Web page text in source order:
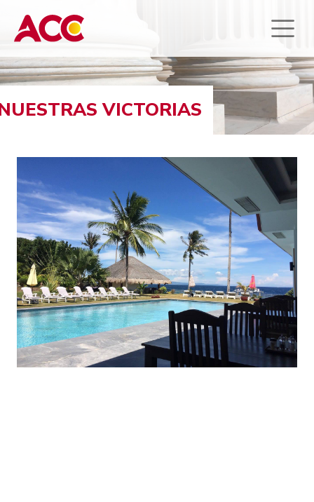
VICTORIAS